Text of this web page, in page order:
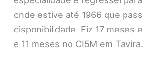
onde estive até 1966 que
disponibilidade. Fiz 17 meses
e 11 meses no CI5M em Tavira.